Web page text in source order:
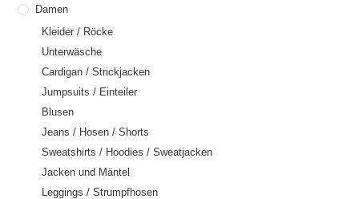
Damen
Kleider / Röcke
Unterwäsche
Cardigan / Strickjacken
Jumpsuits / Einteiler
Blusen
Jeans / Hosen / Shorts
Sweatshirts / Hoodies / Sweatjacken
Jacken und Mäntel
Leggings / Strumpfhosen